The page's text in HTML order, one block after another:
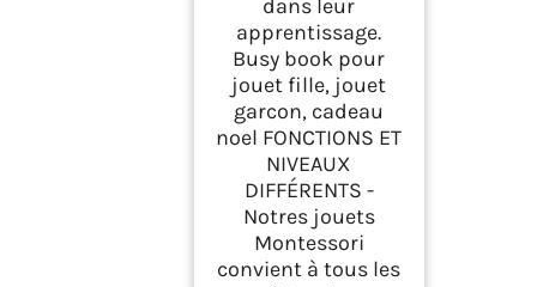
dans leur
apprentissage.
Busy book pour
jouet fille, jouet
garcon, cadeau
noel FONCTIONS ET
NIVEAUX
DIFFÉRENTS -
Notres jouets
Montessori
convient à tous les